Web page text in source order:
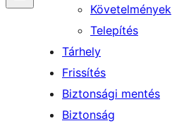
Követelmények
Telepítés
Tárhely
Frissítés
Biztonsági mentés
Biztonság